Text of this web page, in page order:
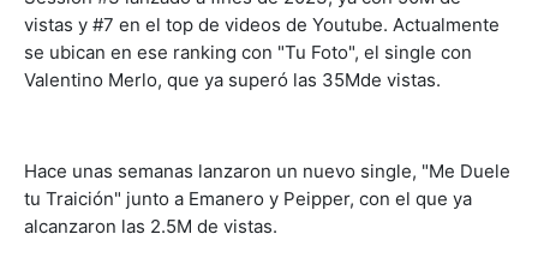
vistas y #7 en el top de videos de Youtube. Actualmente
se ubican en ese ranking con "Tu Foto", el single con
Valentino Merlo, que ya superó las 35Mde vistas.
Hace unas semanas lanzaron un nuevo single, "Me Duele
tu Traición" junto a Emanero y Peipper, con el que ya
alcanzaron las 2.5M de vistas.